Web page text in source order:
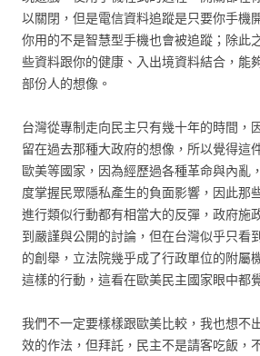
以關閉，但是電信資料追蹤是只要你手機
你用的不是智慧型手機也會被追蹤；除此
些資料跟你的健康、入出境資料結合，能
部份人的想像。
台灣從專制走向民主只有幾十年的時間，
留在過去那種大政府的想像，所以覺得這
歐美等國家，因為經歷過各種革命與內亂
度掌握民眾隱私產生的負面影響，因此那
進行類似行動都有相當大的反彈，政府施
到嚴謹與公開的討論，但在台灣似乎只看
的創舉，立法院幾乎成了行政單位的附屬
這樣的行動，這看在歐美民主國家眼中都
我們不一定要樣樣跟歐美比較，我也想不
效的作法，但拜託，民主不是請客吃飯，